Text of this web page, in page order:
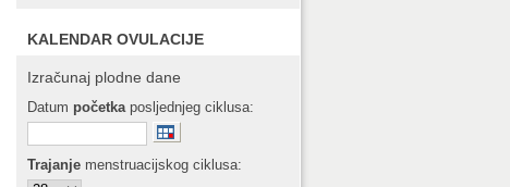
KALENDAR OVULACIJE
Izračunaj plodne dane
Datum početka posljednjeg ciklusa:
Trajanje menstruacijskog ciklusa: